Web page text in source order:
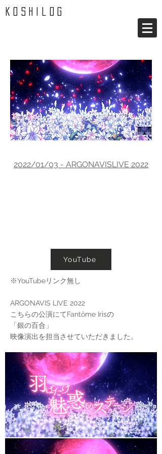
koshilog
20
22
-
02
2022/01/03 - ARGONAVISLIVE 2022
YouTube
※YouTubeリンク無し
ARGONAVIS LIVE 2022
こちらの公演にてFantôme Irisの
「銀の百合」
映像演出を担当させていただきました。